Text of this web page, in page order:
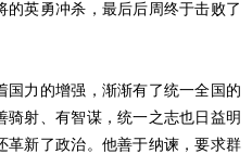
英勇冲杀，最后后周终于击败了
国力的增强，渐渐有了统一全国的
骑射、有智谋，统一之志也日益明
革新了政治。他善于纳谏，要求群